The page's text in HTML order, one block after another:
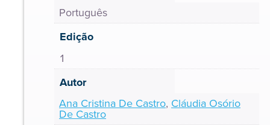
Português
Edição
1
Autor
Ana Cristina De Castro, Cláudia Osório
De Castro